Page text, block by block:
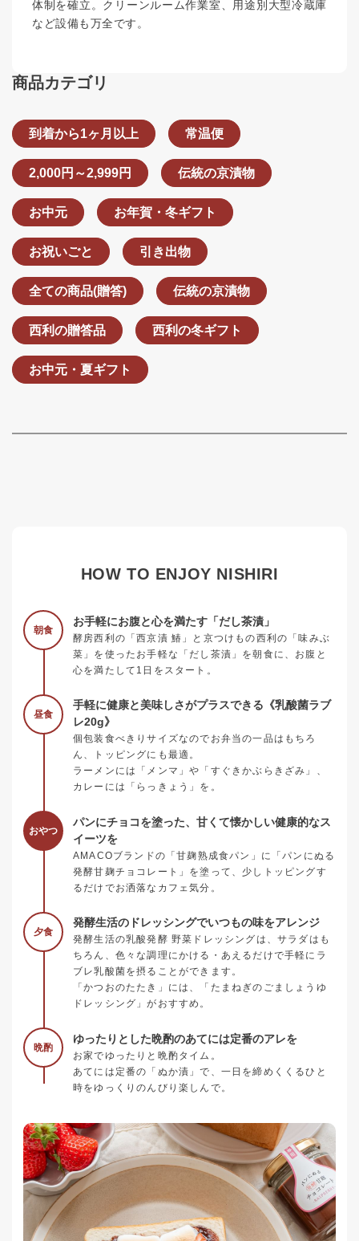
体制を確立。クリーンルーム作業室、用途別大型冷蔵庫
など設備も万全です。
商品カテゴリ
到着から1ヶ月以上 常温便
2,000円～2,999円 伝統の京漬物
お中元 お年賀・冬ギフト
お祝いごと 引き出物
全ての商品(贈答) 伝統の京漬物
西利の贈答品 西利の冬ギフト
お中元・夏ギフト
HOW TO ENJOY NISHIRI
朝食
お手軽にお腹と心を満たす「だし茶漬」
酵房西利の「西京漬 鰆」と京つけもの西利の「味みぶ
菜」を使ったお手軽な「だし茶漬」を朝食に、お腹と
心を満たして1日をスタート。
昼食
手軽に健康と美味しさがプラスできる《乳酸菌ラブ
レ20g》
個包装食べきりサイズなのでお弁当の一品はもちろ
ん、トッピングにも最適。
ラーメンには「メンマ」や「すぐきかぶらきざみ」、
カレーには「らっきょう」を。
おやつ
パンにチョコを塗った、甘くて懐かしい健康的なス
イーツを
AMACOブランドの「甘麹熟成食パン」に「パンにぬる
発酵甘麹チョコレート」を塗って、少しトッピングす
るだけでお洒落なカフェ気分。
夕食
発酵生活のドレッシングでいつもの味をアレンジ
発酵生活の乳酸発酵 野菜ドレッシングは、サラダはも
ちろん、色々な調理にかける・あえるだけで手軽にラ
ブレ乳酸菌を摂ることができます。
「かつおのたたき」には、「たまねぎのごましょうゆ
ドレッシング」がおすすめ。
晩酌
ゆったりとした晩酌のあてには定番のアレを
お家でゆったりと晩酌タイム。
あてには定番の「ぬか漬」で、一日を締めくくるひと
時をゆっくりのんびり楽しんで。